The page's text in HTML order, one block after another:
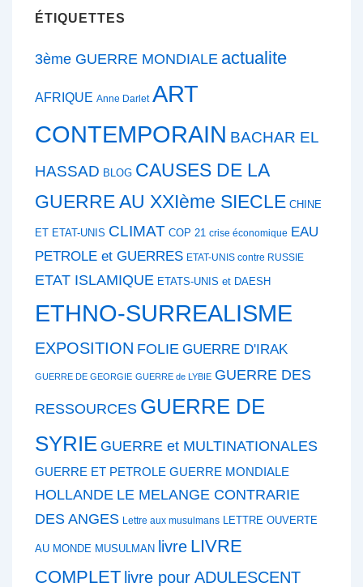
ÉTIQUETTES
3ème GUERRE MONDIALE actualite
AFRIQUE Anne Darlet ART
CONTEMPORAIN BACHAR EL
HASSAD BLOG CAUSES DE LA
GUERRE AU XXIème SIECLE CHINE
ET ETAT-UNIS CLIMAT COP 21 crise économique EAU
PETROLE et GUERRES ETAT-UNIS contre RUSSIE
ETAT ISLAMIQUE ETATS-UNIS et DAESH
ETHNO-SURREALISME
EXPOSITION FOLIE GUERRE D'IRAK
GUERRE DE GEORGIE GUERRE de LYBIE GUERRE DES
RESSOURCES GUERRE DE
SYRIE GUERRE et MULTINATIONALES
GUERRE ET PETROLE GUERRE MONDIALE
HOLLANDE LE MELANGE CONTRARIE
DES ANGES Lettre aux musulmans LETTRE OUVERTE
AU MONDE MUSULMAN livre LIVRE
COMPLET livre pour ADULESCENT